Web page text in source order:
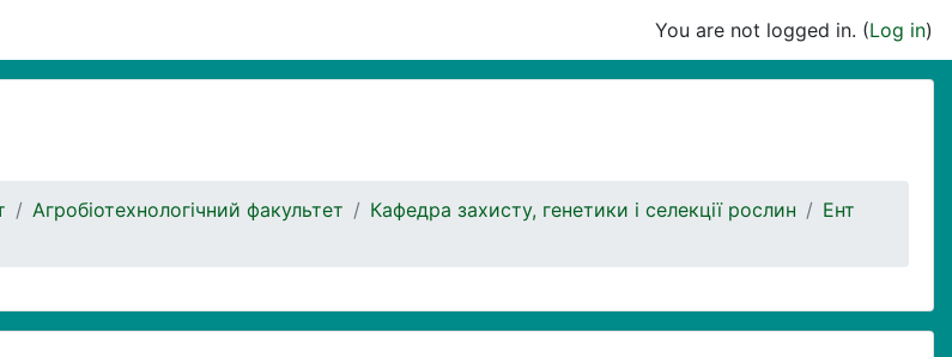
You are not logged in. (Log in)
Агробіотехнологічний факультет Кафедра захисту, генетики і селекції рослин
Ент